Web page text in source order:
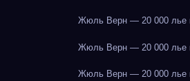
Жюль Верн — 20 000 лье
Жюль Верн — 20 000 лье
Жюль Верн — 20 000 лье